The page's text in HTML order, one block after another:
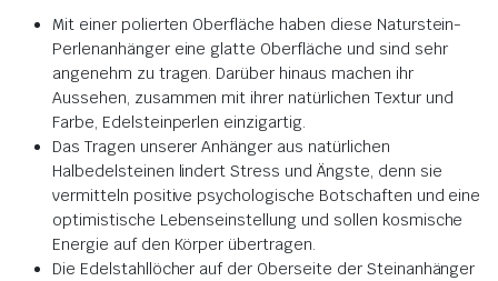
Mit einer polierten Oberfläche haben diese Naturstein-
Perlenanhänger eine glatte Oberfläche und sind sehr
angenehm zu tragen. Darüber hinaus machen ihr
Aussehen, zusammen mit ihrer natürlichen Textur und
Farbe, Edelsteinperlen einzigartig.
Das Tragen unserer Anhänger aus natürlichen
Halbedelsteinen lindert Stress und Ängste, denn sie
vermitteln positive psychologische Botschaften und eine
optimistische Lebenseinstellung und sollen kosmische
Energie auf den Körper übertragen.
Die Edelstahllöcher auf der Oberseite der Steinanhänger